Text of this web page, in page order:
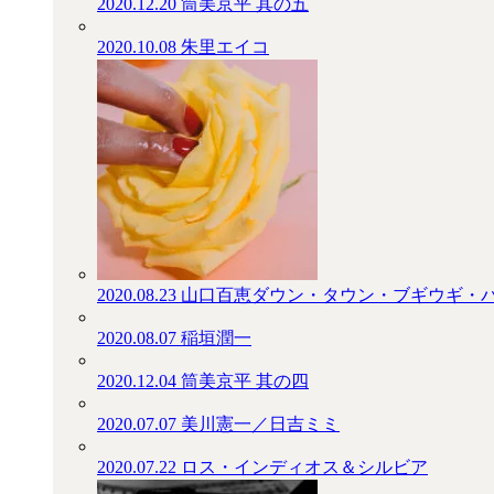
2020.12.20 筒美京平 其の五
2020.10.08 朱里エイコ
2020.08.23 山口百恵ダウン・タウン・ブギウギ・
2020.08.07 稲垣潤一
2020.12.04 筒美京平 其の四
2020.07.07 美川憲一／日吉ミミ
2020.07.22 ロス・インディオス＆シルビア